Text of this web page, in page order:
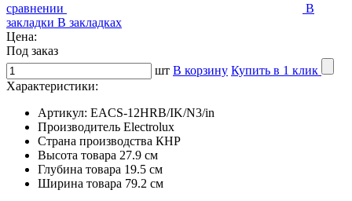
сравнении
В
закладки В закладках
Цена:
Под заказ
шт В корзину Купить в 1 клик
Характеристики:
Артикул: EACS-12HRB/IK/N3/in
Производитель Electrolux
Страна производства КНР
Высота товара 27.9 см
Глубина товара 19.5 см
Ширина товара 79.2 см